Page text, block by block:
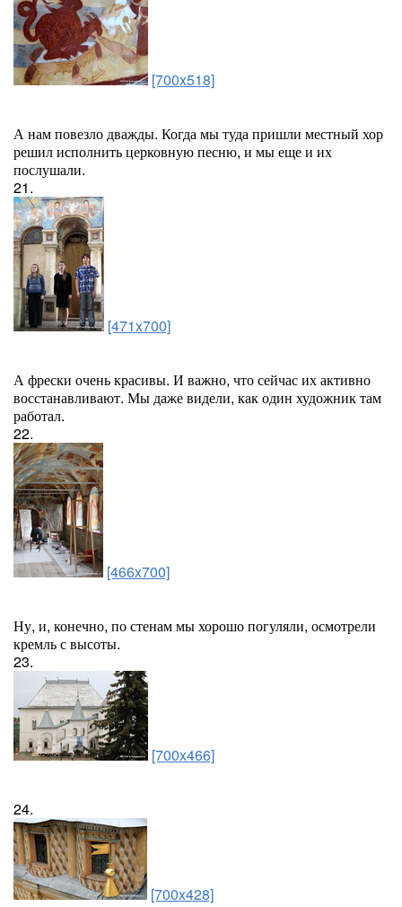
[700x518]
А нам повезло дважды. Когда мы туда пришли местный хор
решил исполнить церковную песню, и мы еще и их
послушали.
21.
[471x700]
А фрески очень красивы. И важно, что сейчас их активно
восстанавливают. Мы даже видели, как один художник там
работал.
22.
[466x700]
Ну, и, конечно, по стенам мы хорошо погуляли, осмотрели
кремль с высоты.
23.
[700x466]
24.
[700x428]